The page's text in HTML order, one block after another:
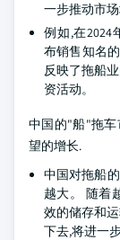
一步推动市场
例如,在2024
布销售知名
反映了拖船
资活动。
中国的"船"拖车
望的增长.
中国对拖船
越大。 随着
效的储存和
下去,将进一